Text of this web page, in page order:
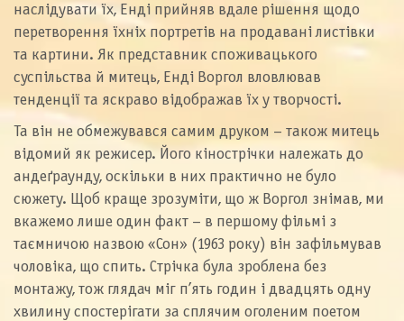
наслідувати їх, Енді прийняв вдале рішення щодо
перетворення їхніх портретів на продавані листівки
та картини. Як представник споживацького
суспільства й митець, Енді Воргол вловлював
тенденції та яскраво відображав їх у творчості.
Та він не обмежувався самим друком – також митець
відомий як режисер. Його кінострічки належать до
андеґраунду, оскільки в них практично не було
сюжету. Щоб краще зрозуміти, що ж Воргол знімав, ми
вкажемо лише один факт – в першому фільмі з
таємничою назвою «Сон» (1963 року) він зафільмував
чоловіка, що спить. Стрічка була зроблена без
монтажу, тож глядач міг п’ять годин і двадцять одну
хвилину спостерігати за сплячим оголеним поетом